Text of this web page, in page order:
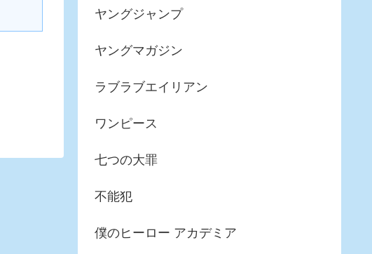
ヤングジャンプ
ヤングマガジン
ラブラブエイリアン
ワンピース
七つの大罪
不能犯
僕のヒーロー アカデミア